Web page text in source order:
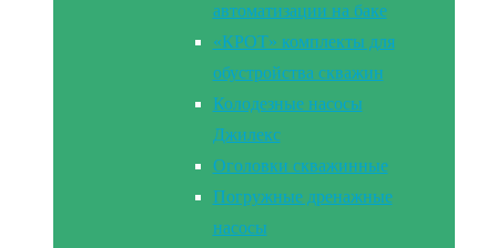
автоматизации на баке
«КРОТ» комплекты для
обустройства скважин
Колодезные насосы
Джилекс
Оголовки скважинные
Погружные дренажные
насосы